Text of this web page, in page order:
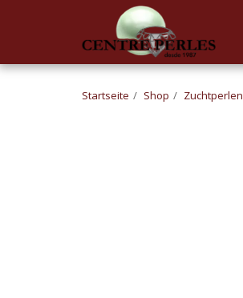
Startseite Shop Zuchtperlen